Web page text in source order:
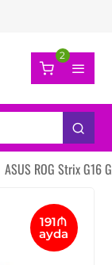
2
ASUS ROG Strix G16
191₼
ayda